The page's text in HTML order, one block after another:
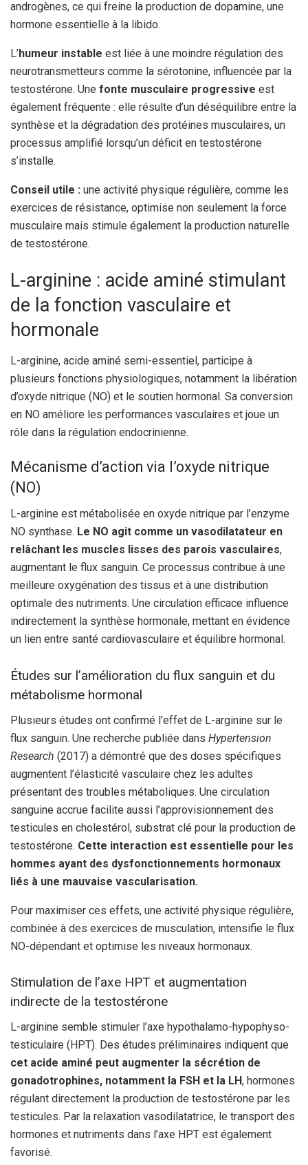
androgènes, ce qui freine la production de dopamine, une
hormone essentielle à la libido.
L’humeur instable est liée à une moindre régulation des
neurotransmetteurs comme la sérotonine, influencée par la
testostérone. Une fonte musculaire progressive est
également fréquente : elle résulte d’un déséquilibre entre la
synthèse et la dégradation des protéines musculaires, un
processus amplifié lorsqu’un déficit en testostérone
s’installe.
Conseil utile : une activité physique régulière, comme les
exercices de résistance, optimise non seulement la force
musculaire mais stimule également la production naturelle
de testostérone.
L-arginine : acide aminé stimulant
de la fonction vasculaire et
hormonale
L-arginine, acide aminé semi-essentiel, participe à
plusieurs fonctions physiologiques, notamment la libération
d’oxyde nitrique (NO) et le soutien hormonal. Sa conversion
en NO améliore les performances vasculaires et joue un
rôle dans la régulation endocrinienne.
Mécanisme d’action via l’oxyde nitrique
(NO)
L-arginine est métabolisée en oxyde nitrique par l’enzyme
NO synthase. Le NO agit comme un vasodilatateur en
relâchant les muscles lisses des parois vasculaires,
augmentant le flux sanguin. Ce processus contribue à une
meilleure oxygénation des tissus et à une distribution
optimale des nutriments. Une circulation efficace influence
indirectement la synthèse hormonale, mettant en évidence
un lien entre santé cardiovasculaire et équilibre hormonal.
Études sur l’amélioration du flux sanguin et du
métabolisme hormonal
Plusieurs études ont confirmé l’effet de L-arginine sur le
flux sanguin. Une recherche publiée dans Hypertension
Research (2017) a démontré que des doses spécifiques
augmentent l’élasticité vasculaire chez les adultes
présentant des troubles métaboliques. Une circulation
sanguine accrue facilite aussi l’approvisionnement des
testicules en cholestérol, substrat clé pour la production de
testostérone. Cette interaction est essentielle pour les
hommes ayant des dysfonctionnements hormonaux
liés à une mauvaise vascularisation.
Pour maximiser ces effets, une activité physique régulière,
combinée à des exercices de musculation, intensifie le flux
NO-dépendant et optimise les niveaux hormonaux.
Stimulation de l’axe HPT et augmentation
indirecte de la testostérone
L-arginine semble stimuler l’axe hypothalamo-hypophyso-
testiculaire (HPT). Des études préliminaires indiquent que
cet acide aminé peut augmenter la sécrétion de
gonadotrophines, notamment la FSH et la LH, hormones
régulant directement la production de testostérone par les
testicules. Par la relaxation vasodilatatrice, le transport des
hormones et nutriments dans l’axe HPT est également
favorisé.